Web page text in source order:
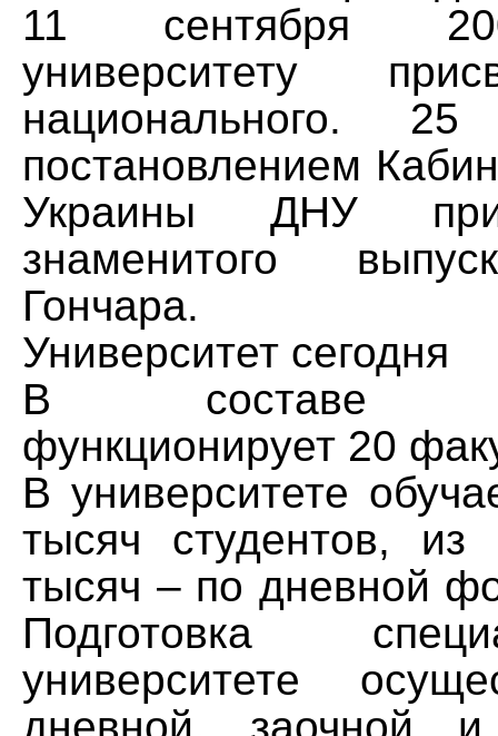
11 сентября
университету
национального.
постановлением
Украины ДНУ
знаменитого
Гончара.
Университет сегодня
В составе
функционирует 20
В университете
тысяч студентов,
тысяч – по дневной
Подготовка
университете